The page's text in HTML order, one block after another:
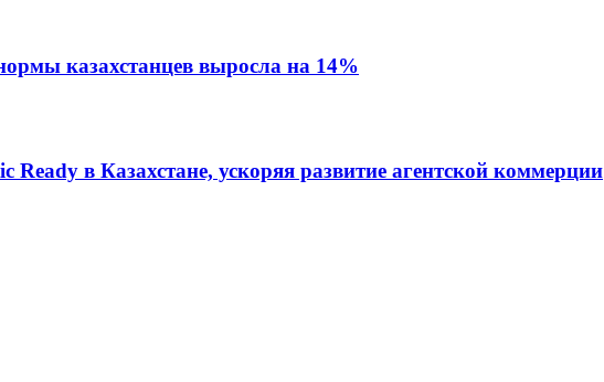
казахстанцев выросла на 14%
Ready в Казахстане, ускоряя развитие агентской коммерции